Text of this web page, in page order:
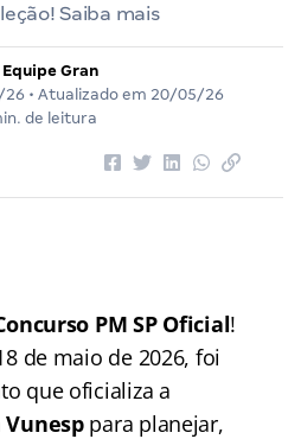
Saiba mais
Equipe Gran
26 • Atualizado em 20/05/26
de leitura
PM SP Oficial!
de maio de 2026, foi
que oficializa a
Vunesppara planejar,